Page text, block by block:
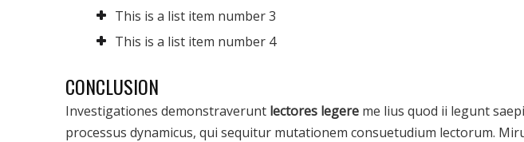
This is a list item number 3
This is a list item number 4
CONCLUSION
Investigationes demonstraverunt lectores legere me lius quod ii legunt
processus dynamicus, qui sequitur mutationem consuetudium lectorum.